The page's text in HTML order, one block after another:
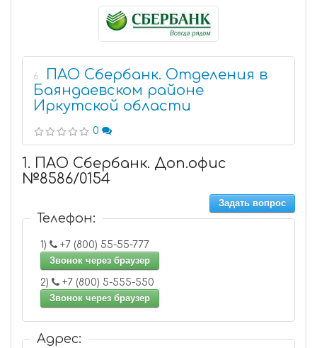
6
ПАО Сбербанк. Отделения в
Баяндаевском районе
Иркутской области
0
1. ПАО Сбербанк. Доп.офис
№8586/0154
Задать вопрос
Телефон:
1)
+7 (800) 55-55-777
Звонок через браузер
2)
+7 (800) 5-555-550
Звонок через браузер
Адрес: